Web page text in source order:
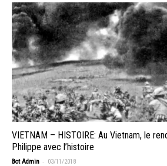
VIETNAM – HISTOIRE: Au Vietnam, le
Philippe avec l’histoire
Bot Admin - 03/11/2018